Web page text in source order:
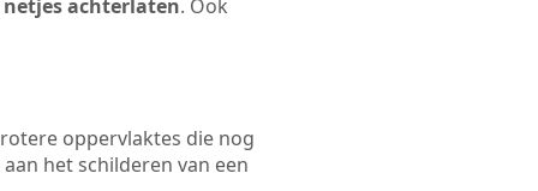
achterlaten. Ook
oppervlaktes die nog
het schilderen van een